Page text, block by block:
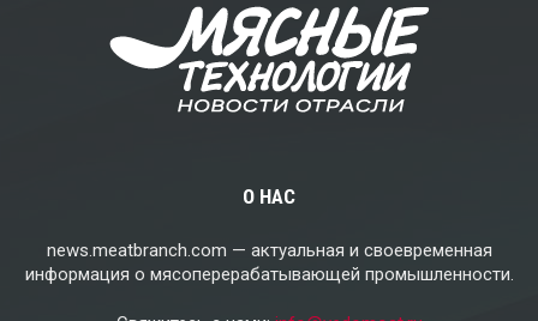
О НАС
news.meatbranch.com — актуальная и своевременная
информация о мясоперерабатывающей промышленности.